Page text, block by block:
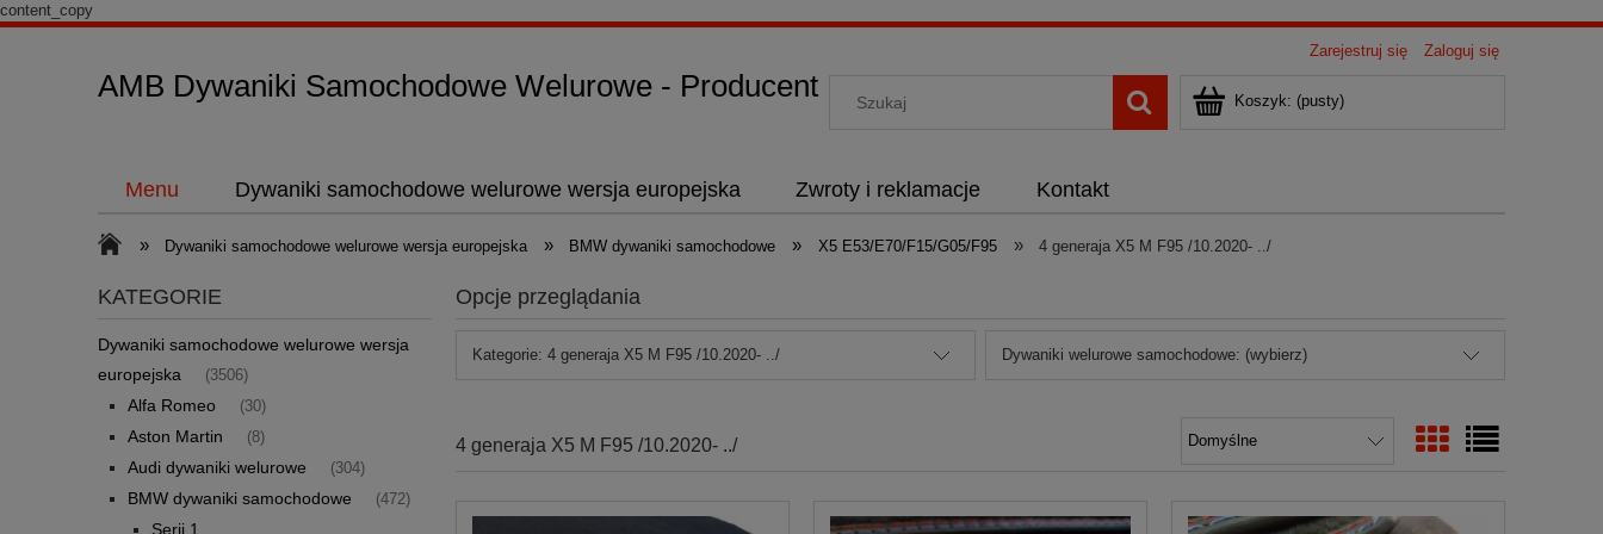
content_copy
Zarejestruj się Zaloguj się
AMB Dywaniki Samochodowe Welurowe - Producent Koszyk: (pusty)
Menu Dywaniki samochodowe welurowe wersja europejska Zwroty i reklamacje Kontakt
» Dywaniki samochodowe welurowe wersja europejska » BMW dywaniki samochodowe » X5 E53/E70/F15/G05/F95 » 4 generaja X5 M F95 /10.2020- ../
KATEGORIE
Dywaniki samochodowe welurowe wersja
europejska
(3506)
Alfa Romeo (30)
Aston Martin (8)
Audi dywaniki welurowe (304)
BMW dywaniki samochodowe (472)
Serii 1
Opcje przeglądania
Kategorie: 4 generaja X5 M F95 /10.2020- ../ Dywaniki welurowe samochodowe: (wybierz)
4 generaja X5 M F95 /10.2020- ../